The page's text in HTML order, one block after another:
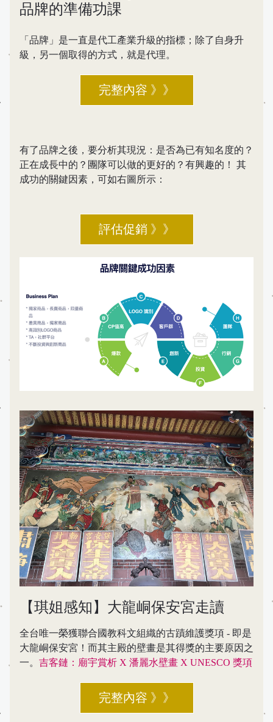
品牌的準備功課
「品牌」是一直是代工產業升級的指標；除了自身升
級，另一個取得的方式，就是代理。
完整內容 》》
有了品牌之後，要分析其現況：是否為已有知名度的？
正在成長中的？團隊可以做的更好的？有興趣的！ 其
成功的關鍵因素，可如右圖所示：
評估促銷 》》
【琪姐感知】大龍峒保安宮走讀
全台唯一榮獲聯合國教科文組織的古蹟維護獎項 - 即是
大龍峒保安宮！而其主殿的壁畫是其得獎的主要原因之
一。 吉客鏈：廟宇賞析 X 潘麗水壁畫 X UNESCO 獎項
完整內容 》》